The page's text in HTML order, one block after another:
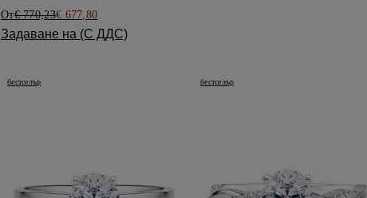
От€ 770,23€ 677,80
Задаване на (С ДДС)
бестселър бестселър